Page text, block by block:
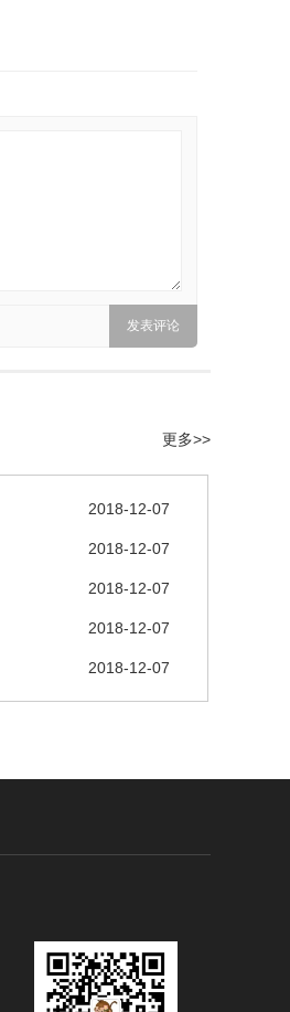
更多>>
2018-12-07
2018-12-07
2018-12-07
2018-12-07
2018-12-07